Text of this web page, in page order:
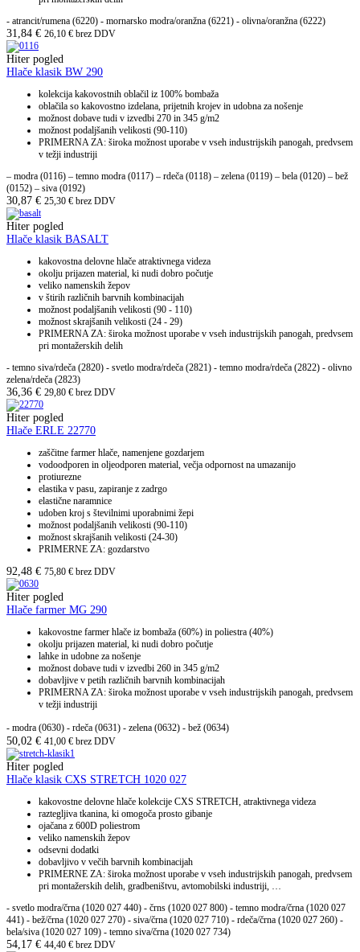
- atrancit/rumena (6220) - mornarsko modra/oranžna (6221) - olivna/oranžna (6222)
31,84 € 26,10 € brez DDV
Hiter pogled
Hlače klasik BW 290
kolekcija kakovostnih oblačil iz 100% bombaža
oblačila so kakovostno izdelana, prijetnih krojev in udobna za nošenje
možnost dobave tudi v izvedbi 270 in 345 g/m2
možnost podaljšanih velikosti (90-110)
PRIMERNA ZA: široka možnost uporabe v vseh industrijskih panogah, predvsem
v težji industriji
– modra (0116) – temno modra (0117) – rdeča (0118) – zelena (0119) – bela (0120) – bež
(0152) – siva (0192)
30,87 € 25,30 € brez DDV
Hiter pogled
Hlače klasik BASALT
kakovostna delovne hlače atraktivnega videza
okolju prijazen material, ki nudi dobro počutje
veliko namenskih žepov
v štirih različnih barvnih kombinacijah
možnost podaljšanih velikosti (90 - 110)
možnost skrajšanih velikosti (24 - 29)
PRIMERNA ZA: široka možnost uporabe v vseh industrijskih panogah, predvsem
pri montažerskih delih
- temno siva/rdeča (2820) - svetlo modra/rdeča (2821) - temno modra/rdeča (2822) - olivno
zelena/rdeča (2823)
36,36 € 29,80 € brez DDV
Hiter pogled
Hlače ERLE 22770
zaščitne farmer hlače, namenjene gozdarjem
vodoodporen in oljeodporen material, večja odpornost na umazanijo
protiurezne
elastika v pasu, zapiranje z zadrgo
elastične naramnice
udoben kroj s številnimi uporabnimi žepi
možnost podaljšanih velikosti (90-110)
možnost skrajšanih velikosti (24-30)
PRIMERNE ZA: gozdarstvo
92,48 € 75,80 € brez DDV
Hiter pogled
Hlače farmer MG 290
kakovostne farmer hlače iz bombaža (60%) in poliestra (40%)
okolju prijazen material, ki nudi dobro počutje
lahke in udobne za nošenje
možnost dobave tudi v izvedbi 260 in 345 g/m2
dobavljive v petih različnih barvnih kombinacijah
PRIMERNA ZA: široka možnost uporabe v vseh industrijskih panogah, predvsem
v težji industriji
- modra (0630) - rdeča (0631) - zelena (0632) - bež (0634)
50,02 € 41,00 € brez DDV
Hiter pogled
Hlače klasik CXS STRETCH 1020 027
kakovostne delovne hlače kolekcije CXS STRETCH, atraktivnega videza
raztegljiva tkanina, ki omogoča prosto gibanje
ojačana z 600D poliestrom
veliko namenskih žepov
odsevni dodatki
dobavljivo v večih barvnih kombinacijah
PRIMERNE ZA: široka možnost uporabe v vseh industrijskih panogah, predvsem
pri montažerskih delih, gradbeništvu, avtomobilski industriji, …
- svetlo modra/črna (1020 027 440) - črns (1020 027 800) - temno modra/črna (1020 027
441) - bež/črna (1020 027 270) - siva/črna (1020 027 710) - rdeča/črna (1020 027 260) -
bela/siva (1020 027 109) - temno siva/črna (1020 027 734)
54,17 € 44,40 € brez DDV